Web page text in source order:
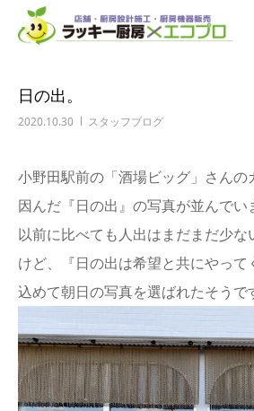
日の出。
2020.10.30 スタッフブログ
小野田駅前の「酒場ビッグ」さんの
因んだ『日の出』の写真が並んでい
以前に比べても人出はまだまだ少な
けど、『日の出は希望と共にやって
込めて朝日の写真を選ばれたそうで